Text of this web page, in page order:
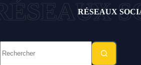
RÉSEAUX
résultat